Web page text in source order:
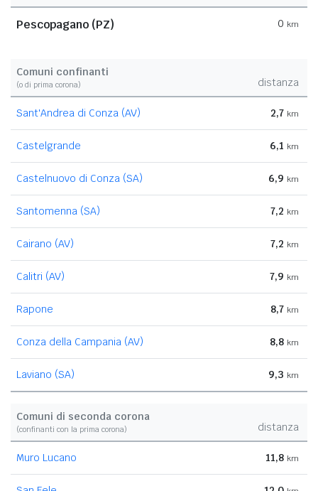
Pescopagano (PZ) 0 km
Comuni confinanti
(o di prima corona) distanza
Sant'Andrea di Conza (AV) 2,7 km
Castelgrande 6,1 km
Castelnuovo di Conza (SA) 6,9 km
Santomenna (SA) 7,2 km
Cairano (AV) 7,2 km
Calitri (AV) 7,9 km
Rapone 8,7 km
Conza della Campania (AV) 8,8 km
Laviano (SA) 9,3 km
Comuni di seconda corona
(confinanti con la prima corona) distanza
Muro Lucano 11,8 km